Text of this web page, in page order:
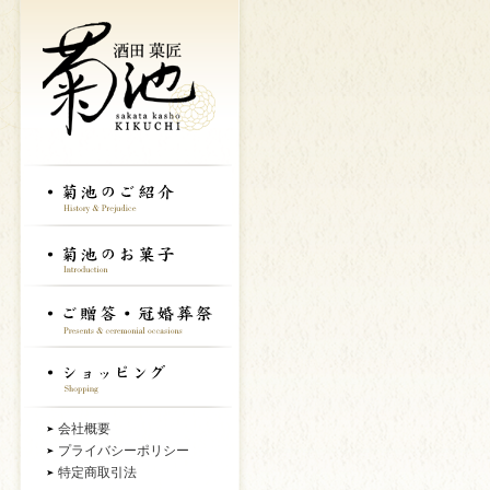
会社概要
プライバシーポリシー
特定商取引法